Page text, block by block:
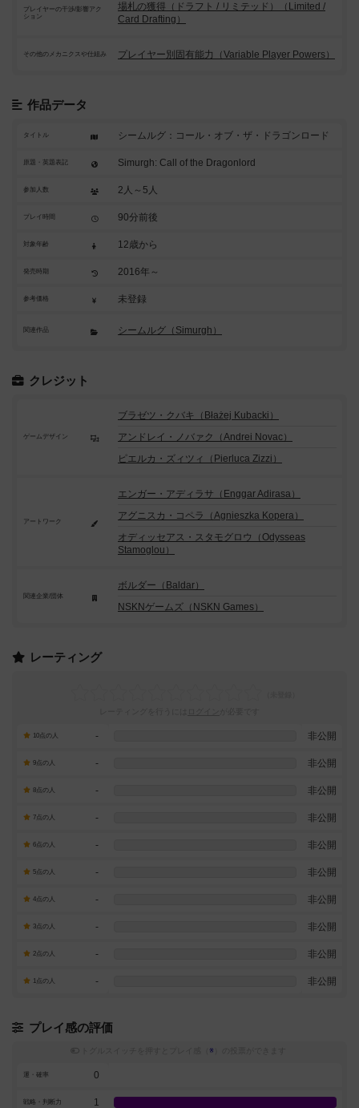
プレイヤーの干渉/影響アク
ション
場札の獲得（ドラフト / リミテッド）（Limited /
Card Drafting）
その他のメカニクスや仕組み プレイヤー別固有能力（Variable Player Powers）
作品データ
タイトル シームルグ：コール・オブ・ザ・ドラゴンロード
原題・英題表記 Simurgh: Call of the Dragonlord
参加人数 2人～5人
プレイ時間 90分前後
対象年齢 12歳から
発売時期 2016年～
参考価格 未登録
関連作品 シームルグ（Simurgh）
クレジット
ゲームデザイン
ブラゼツ・クバキ（Błażej Kubacki）
アンドレイ・ノバァク（Andrei Novac）
ピエルカ・ズィツィ（Pierluca Zizzi）
アートワーク
エンガー・アディラサ（Enggar Adirasa）
アグニスカ・コペラ（Agnieszka Kopera）
オディッセアス・スタモグロウ（Odysseas
Stamoglou）
関連企業/団体
ボルダー（Baldar）
NSKNゲームズ（NSKN Games）
レーティング
10点の人 - 非公開
9点の人 - 非公開
8点の人 - 非公開
7点の人 - 非公開
6点の人 - 非公開
5点の人 - 非公開
4点の人 - 非公開
3点の人 - 非公開
2点の人 - 非公開
1点の人 - 非公開
プレイ感の評価
※
運・確率 0
戦略・判断力 1